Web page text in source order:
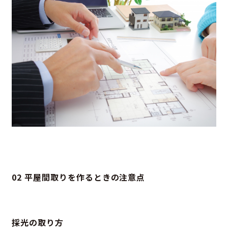
02 平屋間取りを作るときの注意点
採光の取り方